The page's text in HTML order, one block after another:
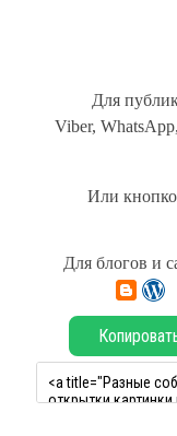
Для
Viber,
Или
Для блогов и